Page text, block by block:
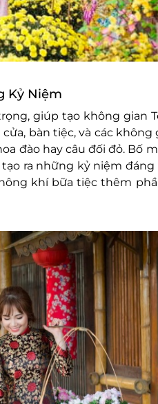
Kỷ Niệm
giúp tạo không gian
bàn tiệc, và các không
đào hay câu đối đỏ. Bố
ra những kỷ niệm
khí bữa tiệc thêm